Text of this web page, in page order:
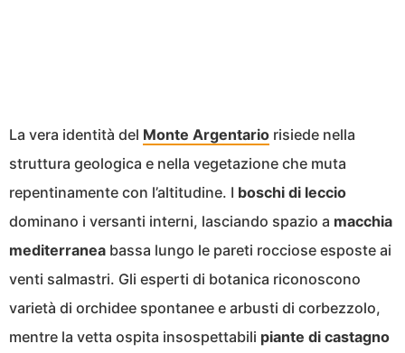
La vera identità del Monte Argentario risiede nella
struttura geologica e nella vegetazione che muta
repentinamente con l’altitudine. I boschi di leccio
dominano i versanti interni, lasciando spazio a macchia
mediterranea bassa lungo le pareti rocciose esposte ai
venti salmastri. Gli esperti di botanica riconoscono
varietà di orchidee spontanee e arbusti di corbezzolo,
mentre la vetta ospita insospettabili piante di castagno